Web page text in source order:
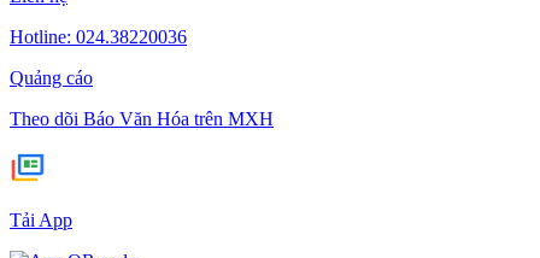
Hotline: 024.38220036
Quảng cáo
Theo dõi Báo Văn Hóa trên MXH
Tải App